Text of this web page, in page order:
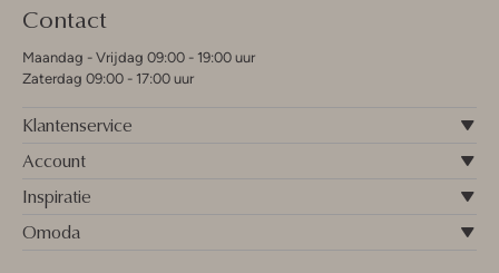
Contact
Maandag - Vrijdag 09:00 - 19:00 uur
Zaterdag 09:00 - 17:00 uur
Klantenservice
Account
Inspiratie
Omoda